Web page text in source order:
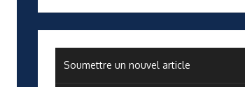
Soumettre un nouvel article